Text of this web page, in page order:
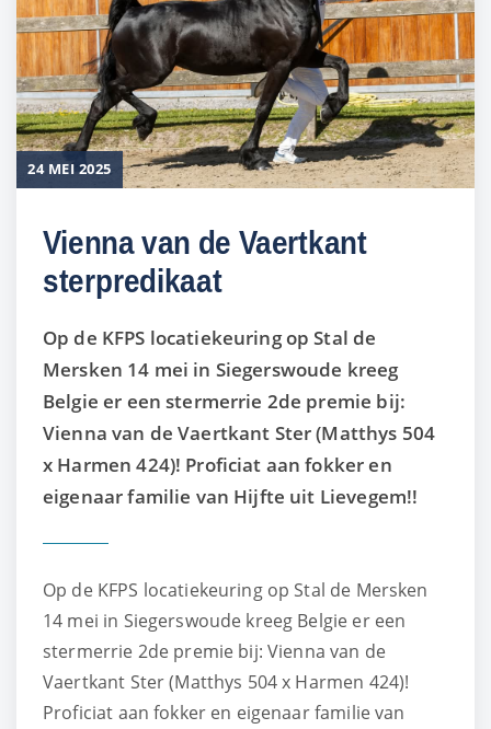
24 MEI 2025
Vienna van de Vaertkant
sterpredikaat
Op de KFPS locatiekeuring op Stal de
Mersken 14 mei in Siegerswoude kreeg
Belgie er een stermerrie 2de premie bij:
Vienna van de Vaertkant Ster (Matthys 504
x Harmen 424)! Proficiat aan fokker en
eigenaar familie van Hijfte uit Lievegem!!
Op de KFPS locatiekeuring op Stal de Mersken
14 mei in Siegerswoude kreeg Belgie er een
stermerrie 2de premie bij: Vienna van de
Vaertkant Ster (Matthys 504 x Harmen 424)!
Proficiat aan fokker en eigenaar familie van